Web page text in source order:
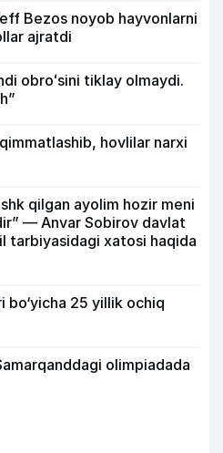
Bezos noyob hayvonlarni
ajratdi
obroʻsini tiklay olmaydi.
hovlilar narxi
qilgan ayolim hozir meni
— Anvar Sobirov davlat
tarbiyasidagi xatosi haqida
bo‘yicha 25 yillik ochiq
olimpiadada